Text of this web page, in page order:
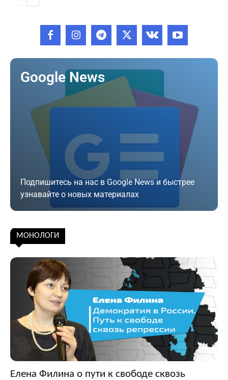
Google News
Подпишитесь на нас в Google News и быстрее
узнавайте о новых материалах
Подписаться
МОНОЛОГИ
Елена Филина о пути к свободе сквозь